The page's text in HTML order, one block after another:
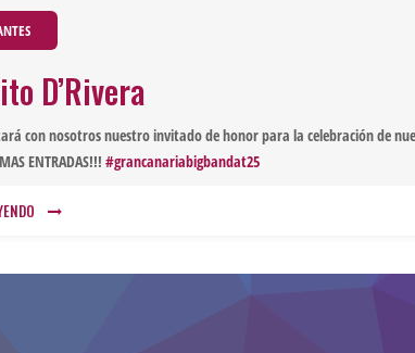
D’Rivera
con nosotros nuestro invitado de honor para la celebración de
ENTRADAS!!! #grancanariabigbandat25